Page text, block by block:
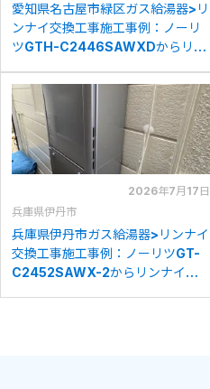
愛知県名古屋市緑区ガス給湯器>リ
ンナイ交換工事施工事例：ノーリ
ツGTH-C2446SAWXDからリン
換
2026年7月17日
兵庫県伊丹市
兵庫県伊丹市ガス給湯器>リンナイ
交換工事施工事例：ノーリツGT-
C2452SAWX-2からリンナイ